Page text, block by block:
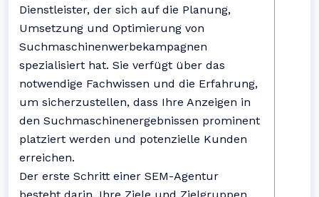
Dienstleister, der sich auf die Planung,
Umsetzung und Optimierung von
Suchmaschinenwerbekampagnen
spezialisiert hat. Sie verfügt über das
notwendige Fachwissen und die Erfahrung,
um sicherzustellen, dass Ihre Anzeigen in
den Suchmaschinenergebnissen prominent
platziert werden und potenzielle Kunden
erreichen.
Der erste Schritt einer SEM-Agentur